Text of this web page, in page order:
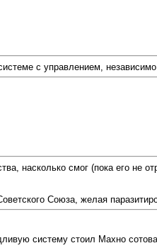
с управлением,
насколько смог (пока его не
Союза, желая
систему стоил Махно